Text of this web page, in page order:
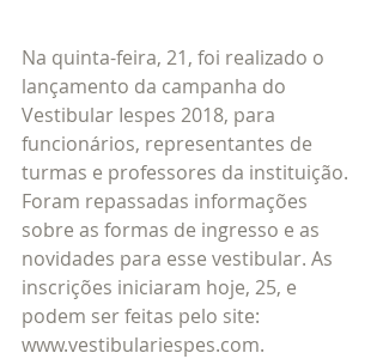
Na quinta-feira, 21, foi realizado o
lançamento da campanha do
Vestibular Iespes 2018, para
funcionários, representantes de
turmas e professores da instituição.
Foram repassadas informações
sobre as formas de ingresso e as
novidades para esse vestibular. As
inscrições iniciaram hoje, 25, e
podem ser feitas pelo site:
www.vestibulariespes.com.